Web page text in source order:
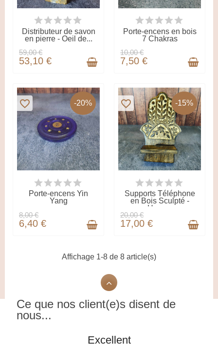
DERNIERS ARTICLES EN
STOCK
Distributeur de savon
en pierre - Oeil de...
59,00 €
53,10 €
EN STOCK
Porte-encens en bois
7 Chakras
10,00 €
7,50 €
-20%
EN STOCK
favorite_border
Porte-encens Yin
Yang
8,00 €
6,40 €
-15%
DERNIERS ARTICLES EN
STOCK
favorite_border
Supports Téléphone
en Bois Sculpté -
Hamsa
20,00 €
17,00 €
Affichage 1-8 de 8 article(s)
Ce que nos client(e)s disent de
nous...
Excellent